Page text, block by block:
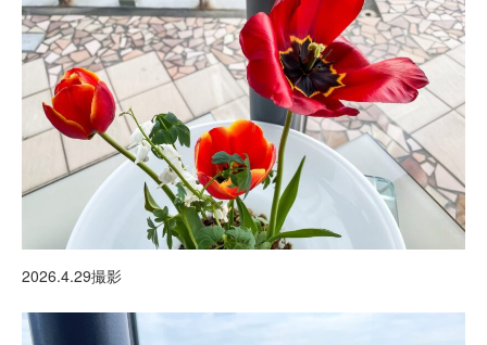
2026.4.29撮影